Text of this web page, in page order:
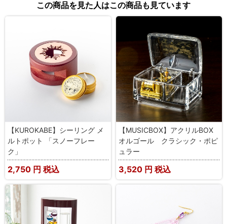
この商品を見た人はこの商品も見ています
【KUROKABE】シーリング メ
ルトポット 「スノーフレー
ク」
2,750 円 税込
【MUSICBOX】アクリルBOX
オルゴール クラシック・ポピ
ュラー
3,520 円 税込